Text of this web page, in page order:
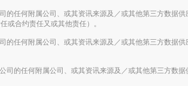
任何附属公司、或其资讯来源及／或其他第三方数据供
或合约责任又或其他责任）。
任何附属公司、或其资讯来源及／或其他第三方数据供
的任何附属公司、或其资讯来源及／或其他第三方数据